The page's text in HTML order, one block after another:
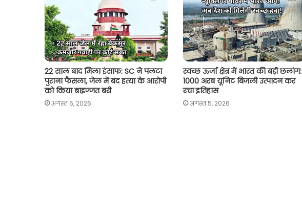
22 साल बाद मिला इंसाफ: SC ने पलटा
पुराना फैसला, जेल में बंद हत्या के आरोपी
को किया बाइज्जत बरी
अगस्त 6, 2026
स्वच्छ ऊर्जा क्षेत्र में भारत की बड़ी छलांग:
1000 अरब यूनिट बिजली उत्पादन कर
रचा इतिहास
अगस्त 5, 2026